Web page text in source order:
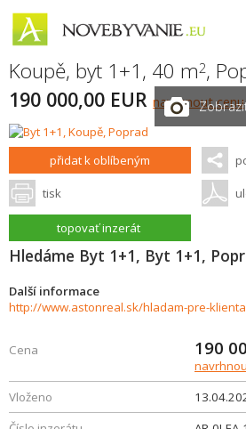
Koupě, byt 1+1, 40 m2,
190 000,00 EUR navrhnout cenu
přidat k oblíbeným
tisk
topovať inzerát
Hledáme Byt 1+1, Byt 1+1,
Další informace
Cena 190
Vloženo